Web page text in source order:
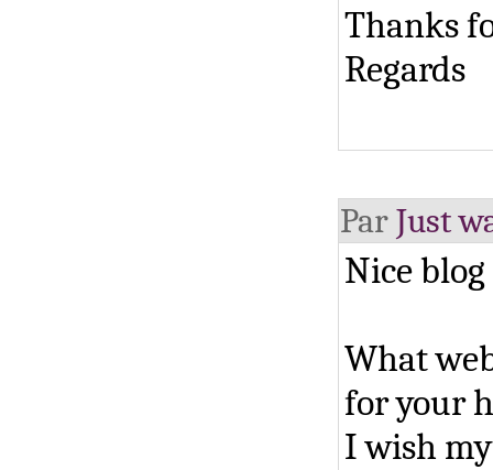
Thanks
Regards
ParJust
Nice
What
for your
I wish